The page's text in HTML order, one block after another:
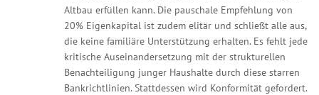
Altbau erfüllen kann. Die pauschale Empfehlung von
20% Eigenkapital ist zudem elitär und schließt alle aus,
die keine familiäre Unterstützung erhalten. Es fehlt jede
kritische Auseinandersetzung mit der strukturellen
Benachteiligung junger Haushalte durch diese starren
Bankrichtlinien. Stattdessen wird Konformität gefordert.